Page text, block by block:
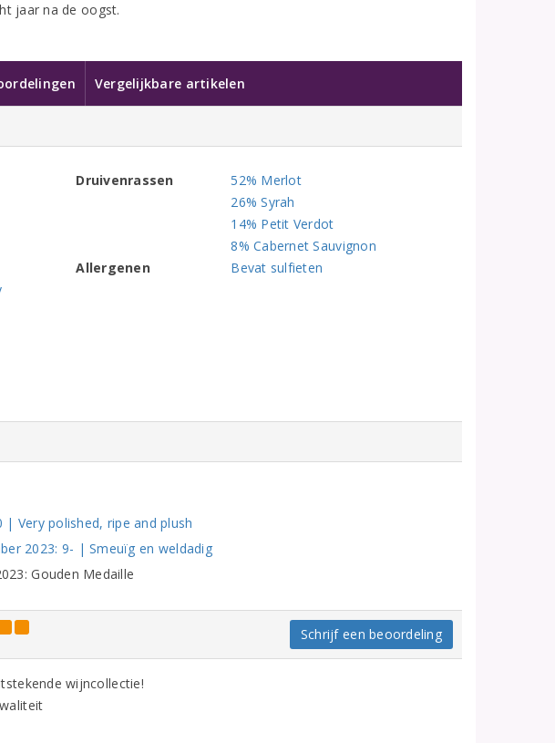
jaar na de oogst.
Vergelijkbare artikelen
Druivenrassen
52% Merlot
26% Syrah
14% Petit Verdot
8% Cabernet Sauvignon
Allergenen
Bevat sulfieten
| Very polished, ripe and plush
2023: 9- | Smeuïg en weldadig
Gouden Medaille
Schrijf een beoordeling
wijncollectie!